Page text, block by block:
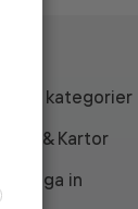
Alla kategorier
API & Kartor
Logga in